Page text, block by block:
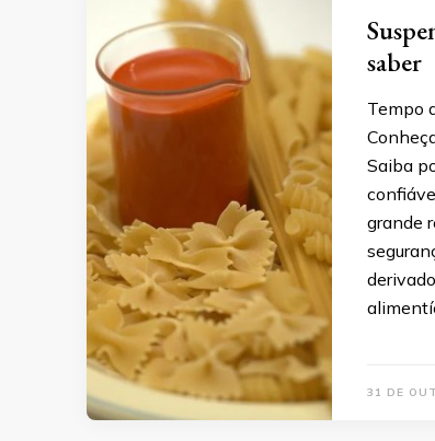
saber
Tempo
Saiba
grande
31 DE